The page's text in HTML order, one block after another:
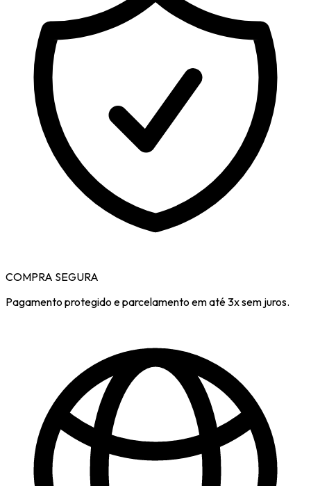
COMPRA SEGURA
Pagamento protegido e parcelamento em até 3x sem juros.